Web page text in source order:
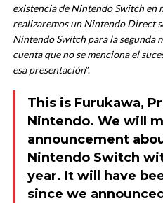
existencia de Nintendo Switch en
realizaremos un Nintendo Direct
Nintendo Switch para la segunda
cuenta que no se menciona el
esa presentación”.
This is Furukawa,
Nintendo. We will
announcement
Nintendo Switch
year. It will have
since we